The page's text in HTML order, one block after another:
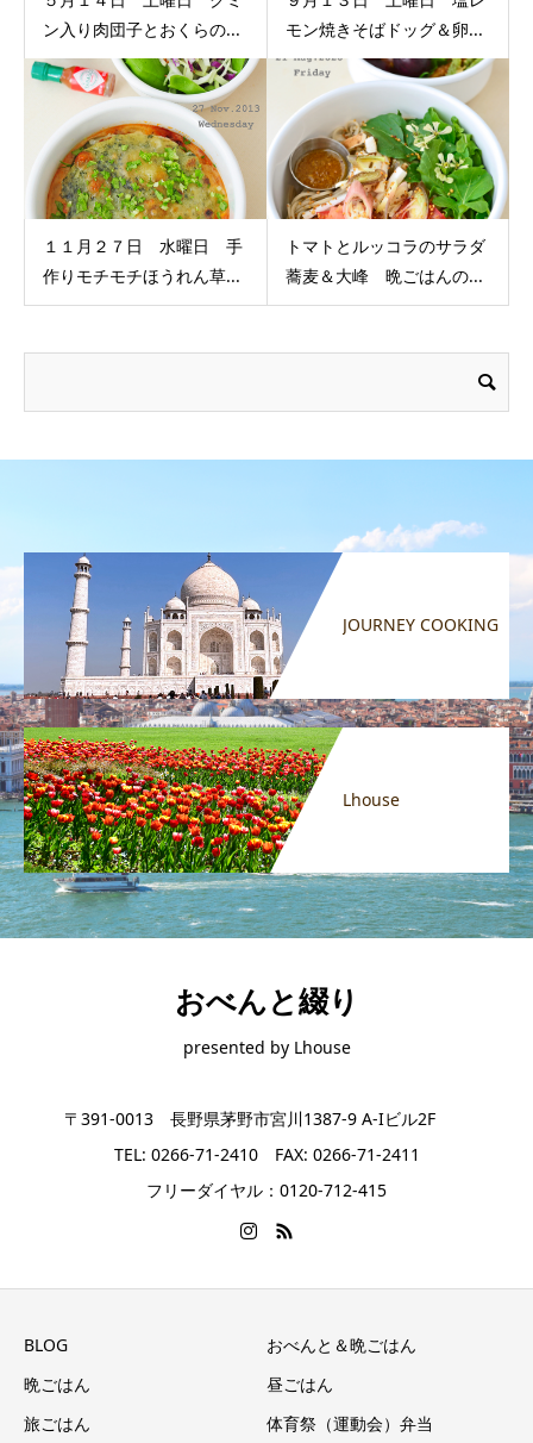
ン入り肉団子とおくらの...
モン焼きそばドッグ＆卵...
１１月２７日 水曜日 手
作りモチモチほうれん草...
トマトとルッコラのサラダ
蕎麦＆大峰 晩ごはんの...
JOURNEY COOKING
Lhouse
おべんと綴り
presented by Lhouse
〒391-0013 長野県茅野市宮川1387-9 A-Iビル2F
TEL: 0266-71-2410 FAX: 0266-71-2411
フリーダイヤル：0120-712-415
BLOG
おべんと＆晩ごはん
晩ごはん
昼ごはん
旅ごはん
体育祭（運動会）弁当